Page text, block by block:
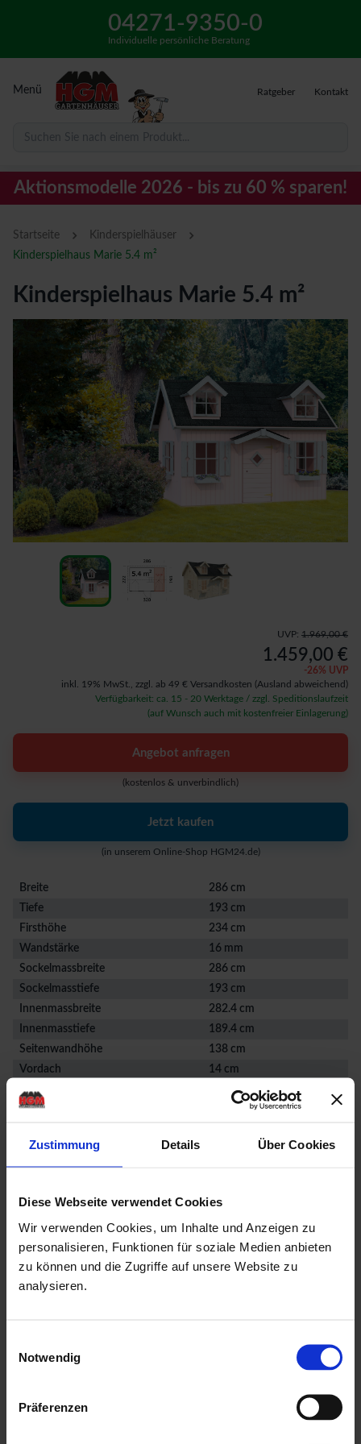
Zustimmung Details Über Cookies
Diese Webseite verwendet Cookies
Wir verwenden Cookies, um Inhalte und Anzeigen zu
personalisieren, Funktionen für soziale Medien anbieten
zu können und die Zugriffe auf unsere Website zu
analysieren.
Notwendig
Präferenzen
04271-9350-0
Individuelle persönliche Beratung
Menü Ratgeber Kontakt
Suchen Sie nach einem Produkt...
Aktionsmodelle 2026 - bis zu 60 % sparen!
Startseite › Kinderspielhäuser ›
Kinderspielhaus Marie 5.4 m²
Kinderspielhaus Marie 5.4 m²
UVP: 1.969,00 €
1.459,00 €
-26% UVP
inkl. 19% MwSt., zzgl. ab 49 € Versandkosten (Ausland abweichend)
Verfügbarkeit: ca. 15 - 20 Werktage / zzgl. Speditionslaufzeit
(auf Wunsch auch mit kostenfreier Einlagerung)
Angebot anfragen
(kostenlos & unverbindlich)
Jetzt kaufen
(in unserem Online-Shop HGM24.de)
Breite
286 cm
Tiefe
193 cm
Firsthöhe
234 cm
Wandstärke
16 mm
Sockelmassbreite
286 cm
Sockelmasstiefe
193 cm
Innenmassbreite
282.4 cm
Innenmasstiefe
189.4 cm
Seitenwandhöhe
138 cm
Vordach
14 cm
Nutzfläche
5.4 m²
Rauminhalt
Dachtyp
Satteldach
Dachfläche
Kammergetrocknetes, naturbelassenes Nadelholz
16mm Blockbohlenstärke mit einfacher Nut & Feder
Vorgefertigte 16 mm starke Wandelemente ermöglichen
16 mm starke Dach- und Fußbodenbretter aus massivem